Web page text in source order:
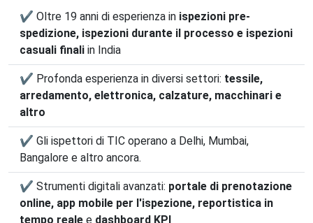
✔ Oltre 19 anni di esperienza in ispezioni pre-
spedizione, ispezioni durante il processo e ispezioni
casuali finali in India
✔ Profonda esperienza in diversi settori: tessile,
arredamento, elettronica, calzature, macchinari e
altro
✔ Gli ispettori di TIC operano a Delhi, Mumbai,
Bangalore e altro ancora.
✔ Strumenti digitali avanzati: portale di prenotazione
online, app mobile per l'ispezione, reportistica in
tempo reale e dashboard KPI